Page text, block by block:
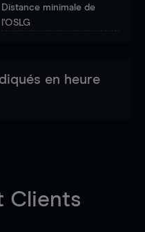
Distance minimale de
l'OSLG
en heure
Clients